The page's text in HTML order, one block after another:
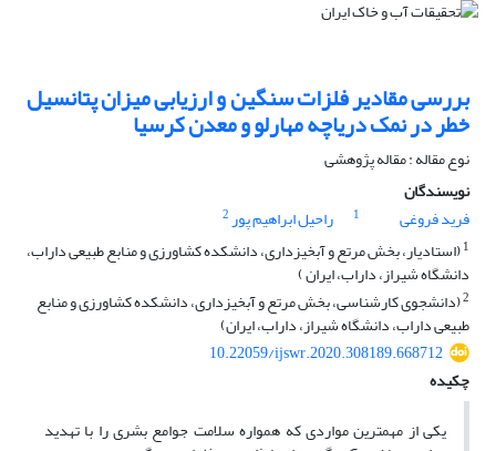
بررسی مقادیر فلزات سنگین و ارزیابی میزان پتانسیل
خطر در نمک دریاچه مهارلو و معدن کرسیا
نوع مقاله : مقاله پژوهشی
نویسندگان
فرید فروغی
1 راحیل ابراهیم پور2
1(استادیار، بخش مرتع و آبخیزداری، دانشکده کشاورزی و منابع طبیعی داراب،
دانشگاه شیراز، داراب، ایران )
2(دانشجوی کارشناسی، بخش مرتع و آبخیزداری، دانشکده کشاورزی و منابع
طبیعی داراب، دانشگاه شیراز، داراب، ایران)
10.22059/ijswr.2020.308189.668712
چکیده
یکی از مهمترین مواردی که همواره سلامت جوامع بشری را با تهدید